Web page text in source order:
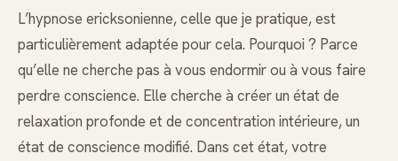
L’hypnose ericksonienne, celle que je pratique, est
particulièrement adaptée pour cela. Pourquoi ? Parce
qu’elle ne cherche pas à vous endormir ou à vous faire
perdre conscience. Elle cherche à créer un état de
relaxation profonde et de concentration intérieure, un
état de conscience modifié. Dans cet état, votre